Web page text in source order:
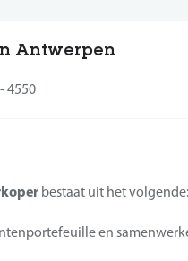
Antwerpen
4550
bestaat uit het volgende:
en